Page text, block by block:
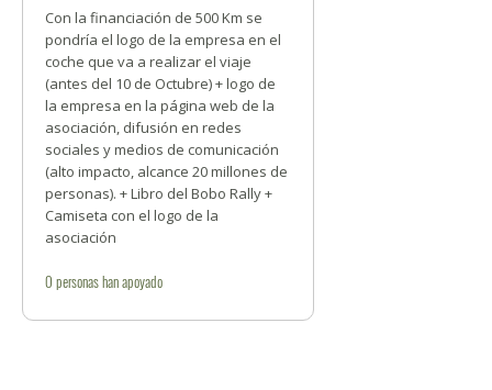
Con la financiación de 500 Km se
pondría el logo de la empresa en el
coche que va a realizar el viaje
(antes del 10 de Octubre) + logo de
la empresa en la página web de la
asociación, difusión en redes
sociales y medios de comunicación
(alto impacto, alcance 20 millones de
personas). + Libro del Bobo Rally +
Camiseta con el logo de la
asociación
0 personashan apoyado